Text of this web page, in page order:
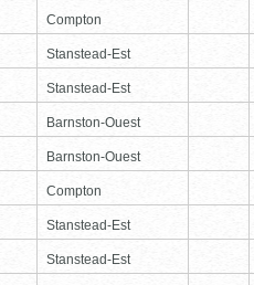
Compton
Stanstead-Est
Stanstead-Est
Barnston-Ouest
Barnston-Ouest
Compton
Stanstead-Est
Stanstead-Est